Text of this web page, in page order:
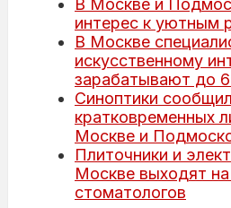
В Москве и
интерес к уютным
В Москве
искусственному
зарабатывают до
Синоптики
кратковременных
Москве и
Плиточники и
Москве выходят
стоматологов